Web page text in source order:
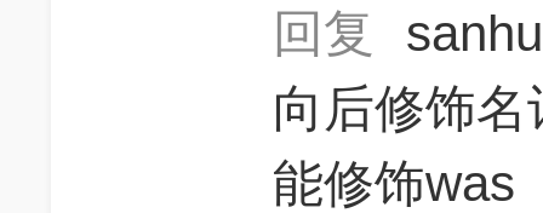
回复
向后修饰
能修饰was